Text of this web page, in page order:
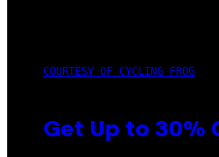
COURTESY OF CYCLING FROG
Get Up to 30%